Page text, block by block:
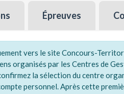
Épreuves
vers le site Concours-
organisés par les Centres de
la sélection du centre
personnel. Après cette